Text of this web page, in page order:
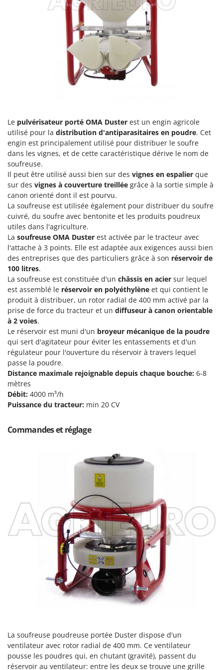
Fendeuses à bois
Filets pour la Récolte des olives
Filtres pour vin et huile
Floconneuses
Fouloirs - Égrappoirs
Fours électriques
Fraises à neige
Fraises rotatives pour tracteur
Friteuses sans huile
G
Générateurs d'air chaud
Godets à terre basculants pour tracteur
Groupes électrogènes
Gyrobroyeurs à lame pour tracteur
H
Haches - Cognées et Hachettes
Hachoirs à viande
Herses à Dents
Herses Rotatives
L
Lames à neige
Lames niveleuses pour tracteur
Lave-vitres
Lieuses électriques pour vignes
Machines sous vide
Motofaucheuses
Motopompes pour irrigation
Moulins à céréales électriques
Moulins à farine
Nettoyeurs et Balais à vapeur
Nettoyeurs haute pression
P
Peignes vibreurs et Secoueurs à olives
Pelles rétros pour tracteur
Comet
DeWalt
Di Martino
Diavola Pro
Diesse
Docma
Dominion
Dreame
E
EcoFlow
Edilmark
Effeuno
Einhell
Elegen
Energy Gruppi
Enotecnica Pillan
Eschenfelder
EuroMech
Eurosystems
F
FAC
Fama Industrie
Ferrari Group
Ferroni
Ferrua
Flymo
Fontana Forni
Forest Master
Le pulvérisateur porté OMA Duster est un engin agricole
utilisé pour la distribution d'antiparasitaires en poudre. Cet
engin est principalement utilisé pour distribuer le soufre
dans les vignes, et de cette caractéristique dérive le nom de
soufreuse.
Il peut être utilisé aussi bien sur des vignes en espalier que
sur des vignes à couverture treillée grâce à la sortie simple à
canon orienté dont il est pourvu.
La soufreuse est utilisée également pour distribuer du soufre
cuivré, du soufre avec bentonite et les produits poudreux
utiles dans l'agriculture.
La soufreuse OMA Duster est activée par le tracteur avec
l'attache à 3 points. Elle est adaptée aux exigences aussi bien
des entreprises que des particuliers grâce à son réservoir de
100 litres.
La soufreuse est constituée d'un châssis en acier sur lequel
est assemblé le réservoir en polyéthylène et qui contient le
produit à distribuer, un rotor radial de 400 mm activé par la
prise de force du tracteur et un diffuseur à canon orientable
à 2 voies.
Le réservoir est muni d'un broyeur mécanique de la poudre
qui sert d'agitateur pour éviter les entassements et d'un
régulateur pour l'ouverture du réservoir à travers lequel
passe la poudre.
Distance maximale rejoignable depuis chaque bouche: 6-8
mètres
Débit: 4000 m³/h
Puissance du tracteur: min 20 CV
Commandes et réglage
La soufreuse poudreuse portée Duster dispose d'un
ventilateur avec rotor radial de 400 mm. Ce ventilateur
pousse les poudres qui, en chutant (gravité), passent du
réservoir au ventilateur: entre les deux se trouve une grille